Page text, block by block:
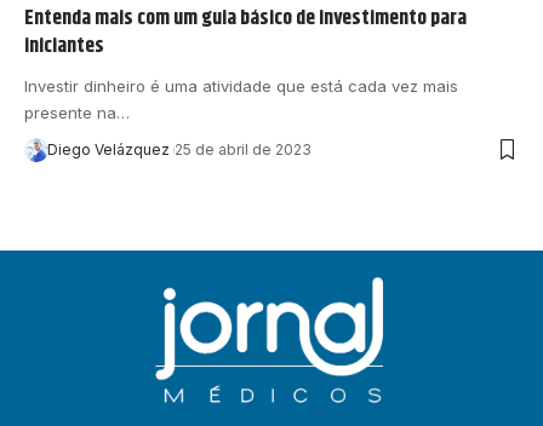
Entenda mais com um guia básico de investimento para
iniciantes
Investir dinheiro é uma atividade que está cada vez mais
presente na…
Diego Velázquez 25 de abril de 2023